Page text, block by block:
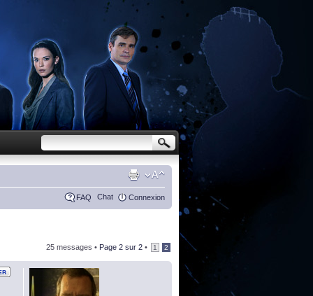
FAQ Chat Connexion
25 messages • Page 2 sur 2 • 1 2